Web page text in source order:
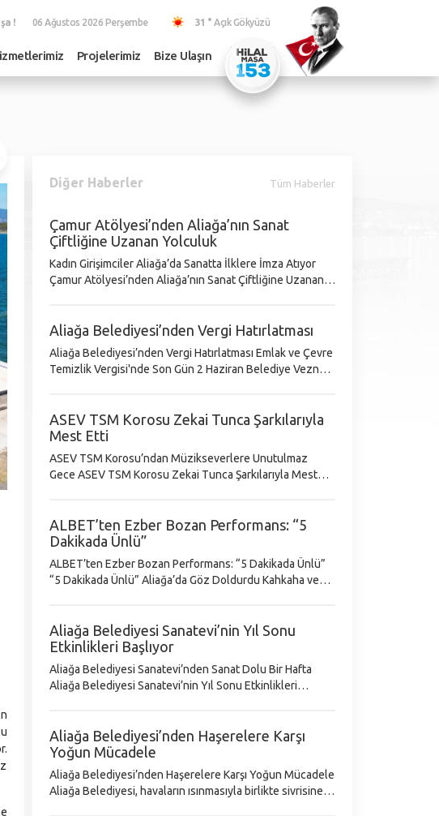
! 06 Ağustos 2026 Perşembe 31 ° Açık Gökyüzü
Projelerimiz Bize Ulaşın
Diğer Haberler Tüm Haberler
Çamur Atölyesi’nden Aliağa’nın Sanat
Çiftliğine Uzanan Yolculuk
Kadın Girişimciler Aliağa’da Sanatta İlklere İmza Atıyor
Çamur Atölyesi’nden Aliağa’nın Sanat Çiftliğine Uzanan
Aliağa Belediyesi’nden Vergi Hatırlatması
Aliağa Belediyesi’nden Vergi Hatırlatması Emlak ve Çevre
Temizlik Vergisi'nde Son Gün 2 Haziran Belediye Veznesi
ASEV TSM Korosu Zekai Tunca Şarkılarıyla
Mest Etti
ASEV TSM Korosu’ndan Müzikseverlere Unutulmaz
Gece ASEV TSM Korosu Zekai Tunca Şarkılarıyla Mest
ALBET’ten Ezber Bozan Performans: “5
Dakikada Ünlü”
ALBET’ten Ezber Bozan Performans: “5 Dakikada Ünlü”
“5 Dakikada Ünlü” Aliağa’da Göz Doldurdu Kahkaha ve
Aliağa Belediyesi Sanatevi’nin Yıl Sonu
Etkinlikleri Başlıyor
Aliağa Belediyesi Sanatevi’nden Sanat Dolu Bir Hafta
Aliağa Belediyesi Sanatevi’nin Yıl Sonu Etkinlikleri
Aliağa Belediyesi’nden Haşerelere Karşı
Yoğun Mücadele
Aliağa Belediyesi’nden Haşerelere Karşı Yoğun Mücadele
Aliağa Belediyesi, havaların ısınmasıyla birlikte sivrisinek